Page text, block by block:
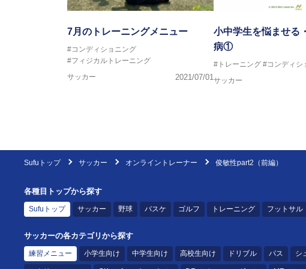
7月のトレーニングメニュー
#コンディショニング
#フィジカルトレーニング
サッカー
2021/07/01
小中学生を悩ませる
病①
#トレーニング #コンディシ
サッカー
Sufuトップ サッカー オンライントレーナー 俊敏性part2（前編）
各種目トップから探す
Sufuトップ サッカー 野球 バスケ ゴルフ トレーニング フットサル
サッカーの各カテゴリから探す
練習メニュー 小学生向け 中学生向け 高校生向け ドリブル パス シ